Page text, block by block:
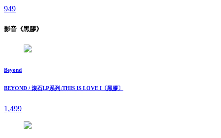
949
影音《黑膠》
Beyond
BEYOND / 滾石LP系列:THIS IS LOVE I〔黑膠〕
1,499